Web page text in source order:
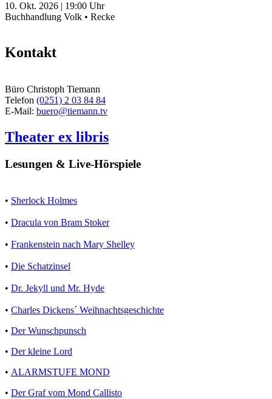
10. Okt. 2026 | 19:00 Uhr
Buchhandlung Volk • Recke
Kontakt
Büro Christoph Tiemann
Telefon (0251) 2 03 84 84
E-Mail: buero@tiemann.tv
Theater ex libris
Lesungen & Live-Hörspiele
• Sherlock Holmes
• Dracula von Bram Stoker
• Frankenstein nach Mary Shelley
• Die Schatzinsel
• Dr. Jekyll und Mr. Hyde
• Charles Dickens´ Weihnachtsgeschichte
• Der Wunschpunsch
• Der kleine Lord
• ALARMSTUFE MOND
• Der Graf vom Mond Callisto